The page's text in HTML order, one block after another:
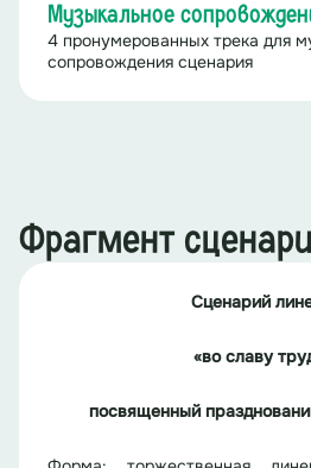
Музыкальное
4 пронумерованных трека для
сопровождения сценария
Фрагмент
Сценарий
«во славу
посвященный